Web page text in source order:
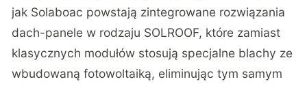
jak Solaboac powstają zintegrowane rozwiązania
dach-panele w rodzaju SOLROOF, które zamiast
klasycznych modułów stosują specjalne blachy ze
wbudowaną fotowoltaiką, eliminując tym samym